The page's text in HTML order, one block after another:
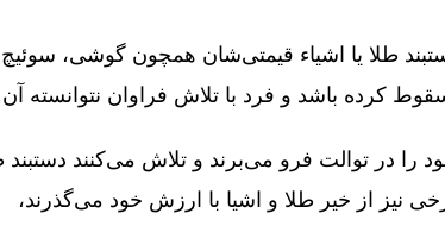
طلا یا اشیاء قیمتی‌شان همچون گوشی،
کرده باشد و فرد با تلاش فراوان نتوانسته آن
در توالت فرو می‌برند و تلاش می‌کنند دستبند
نیز از خیر طلا و اشیا با ارزش خود می‌گذرند،